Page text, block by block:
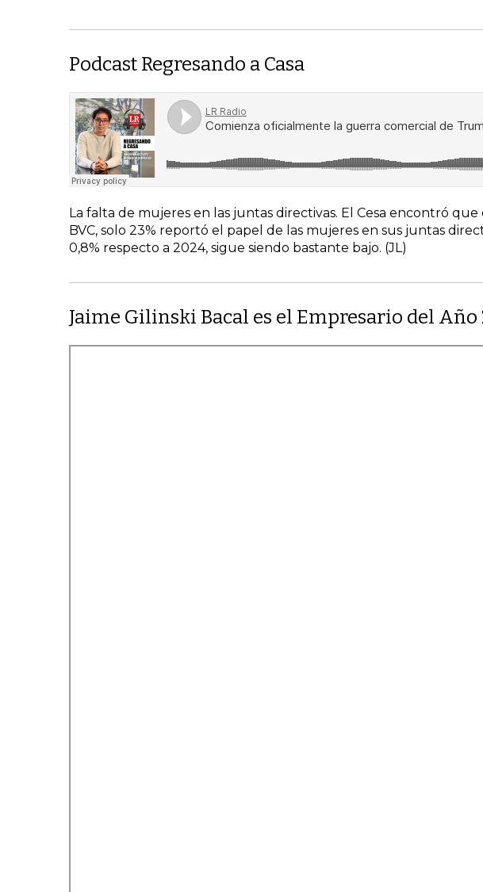
Podcast Regresando a Casa
La falta de mujeres en las juntas directivas. El Cesa encontró
BVC, solo 23% reportó el papel de las mujeres en sus juntas
0,8% respecto a 2024, sigue siendo bastante bajo. (JL)
Jaime Gilinski Bacal es el Empresario del Año